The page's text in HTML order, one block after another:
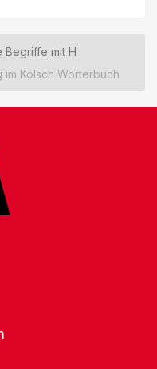
Begriffe mit H
Kölsch Wörterbuch